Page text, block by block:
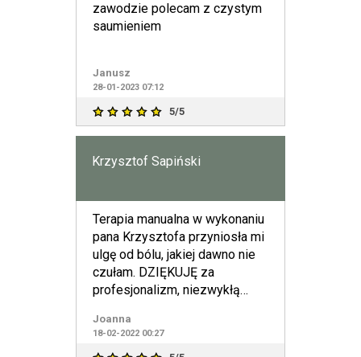
zawodzie polecam z czystym
saumieniem
Janusz
28-01-2023 07:12
5/5
Krzysztof Sapiński
Terapia manualna w wykonaniu
pana Krzysztofa przyniosła mi
ulgę od bólu, jakiej dawno nie
czułam. DZIĘKUJĘ za
profesjonalizm, niezwykłą
Joanna
18-02-2022 00:27